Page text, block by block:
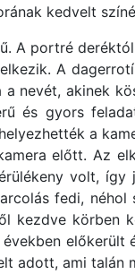
kedvelt
A portré
A
a nevét, akinek
és gyors
a
előtt. Az
volt,
fedi,
kezdve körben
előkerült
adott, ami talán